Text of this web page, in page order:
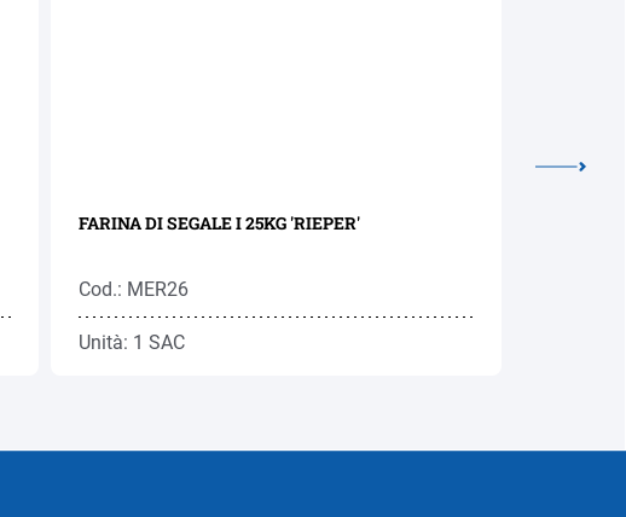
FARINA DI SEGALE I 25KG 'RIEPER'
Cod.: MER26
Unità: 1 SAC